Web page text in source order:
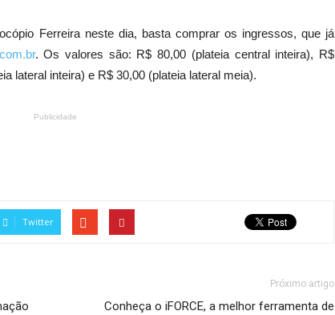
Ferreira neste dia, basta comprar os ingressos, que já
. Os valores são: R$ 80,00 (plateia central inteira), R$
lateral inteira) e R$ 30,00 (plateia lateral meia).
Publicidade
Twitter
Próximo artigo
Conheça o iFORCE, a melhor ferramenta de